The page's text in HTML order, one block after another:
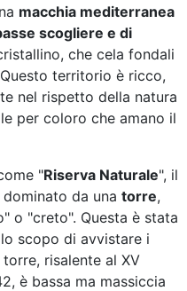
macchia mediterranea
scogliere e di
che cela fondali
territorio è ricco,
nel rispetto della natura
per coloro che amano il
"Riserva Naturale", il
da una torre,
o "creto". Questa è stata
scopo di avvistare i
risalente al XV
è bassa ma massiccia